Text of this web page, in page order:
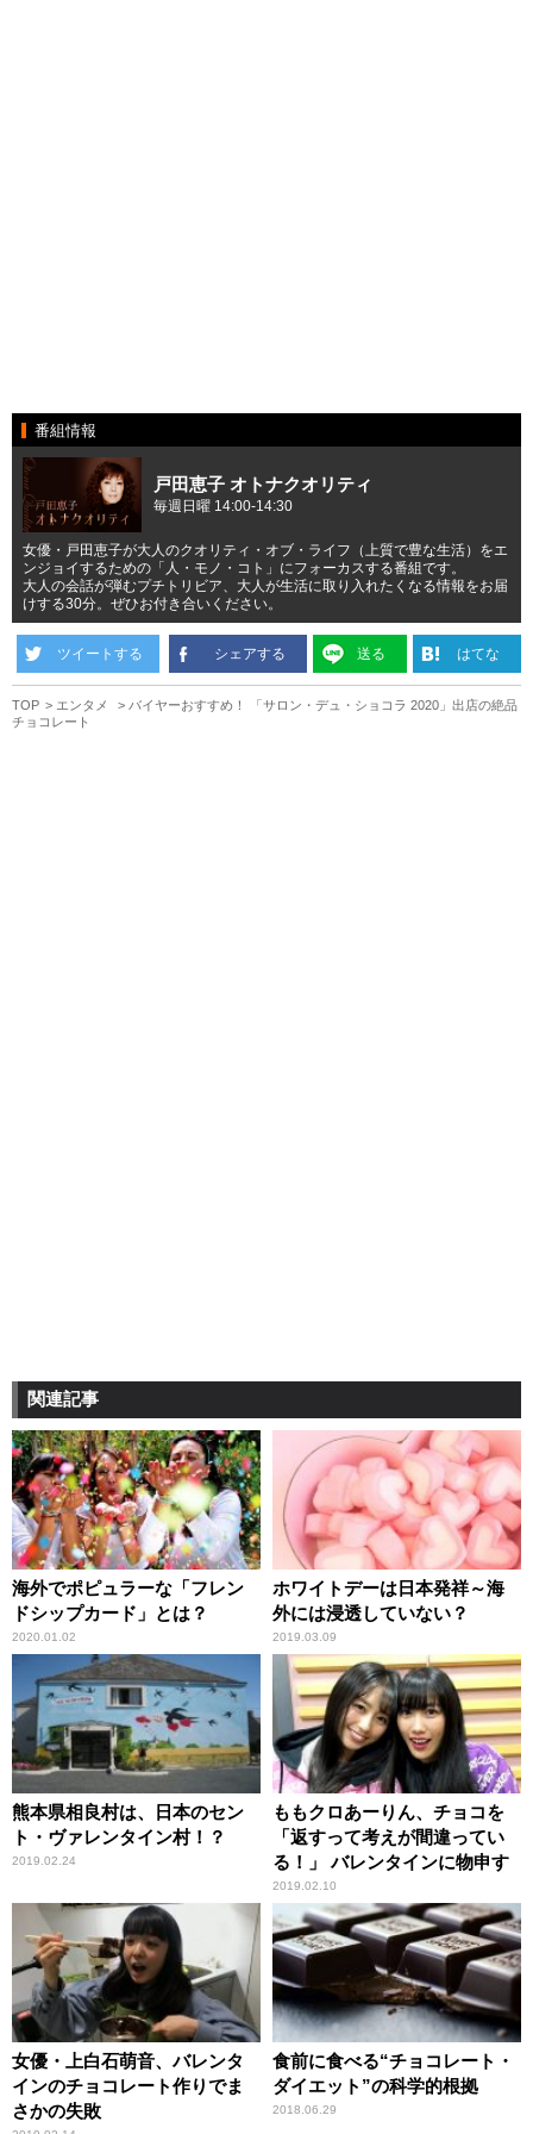
番組情報
戸田恵子 オトナクオリティ
毎週日曜 14:00-14:30
女優・戸田恵子が大人のクオリティ・オブ・ライフ（上質で豊な生活）をエ
ンジョイするための「人・モノ・コト」にフォーカスする番組です。
大人の会話が弾むプチトリビア、大人が生活に取り入れたくなる情報をお届
けする30分。ぜひお付き合いください。
ツイートする シェアする 送る はてな
TOP エンタメ
バイヤーおすすめ！ 「サロン・デュ・ショコラ 2020」出店の絶品
チョコレート
関連記事
海外でポピュラーな「フレン
ドシップカード」とは？
2020.01.02
ホワイトデーは日本発祥～海
外には浸透していない？
2019.03.09
熊本県相良村は、日本のセン
ト・ヴァレンタイン村！？
2019.02.24
ももクロあーりん、チョコを
「返すって考えが間違ってい
る！」 バレンタインに物申す
2019.02.10
女優・上白石萌音、バレンタ
インのチョコレート作りでま
さかの失敗
食前に食べる“チョコレート・
ダイエット”の科学的根拠
2018.06.29